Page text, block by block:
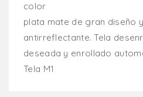
color
plata mate de gran diseño
antirreflectante. Tela
deseada y enrollado
Tela M1